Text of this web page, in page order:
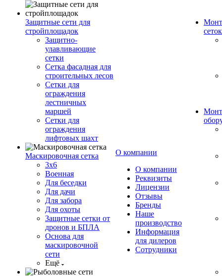
Защитные сети для
стройплощадок
Защитно-
улавливающие
сетки
Сетка фасадная для
строительных лесов
Сетки для
ограждения
лестничных
маршей
Сетки для
ограждения
лифтовых шахт
Маскировочная сетка
3х6
Военная
Для беседки
Для дачи
Для забора
Для охоты
Защитные сетки от
дронов и БПЛА
Основа для
маскировочной
сети
Ещё
О компании
О компании
Реквизиты
Лицензии
Отзывы
Бренды
Наше
производство
Информация
для дилеров
Сотрудники
сеток